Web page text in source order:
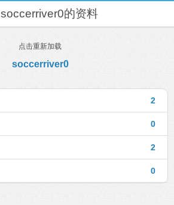
soccerriver0的资料
点击重新加载
soccerriver0
2
0
2
0